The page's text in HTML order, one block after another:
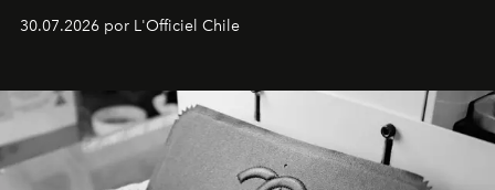
Dubray, la responsable de marketing para
Latinoamérica, sobre identidad, cultura y el valor
30.07.2026 por L'Officiel Chile